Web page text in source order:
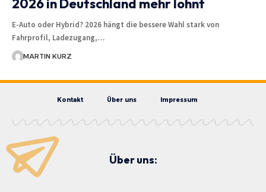
2026 in Deutschland mehr lohnt
E-Auto oder Hybrid? 2026 hängt die bessere Wahl stark von
Fahrprofil, Ladezugang,…
MARTIN KURZ
Kontakt Über uns Impressum
Über uns: